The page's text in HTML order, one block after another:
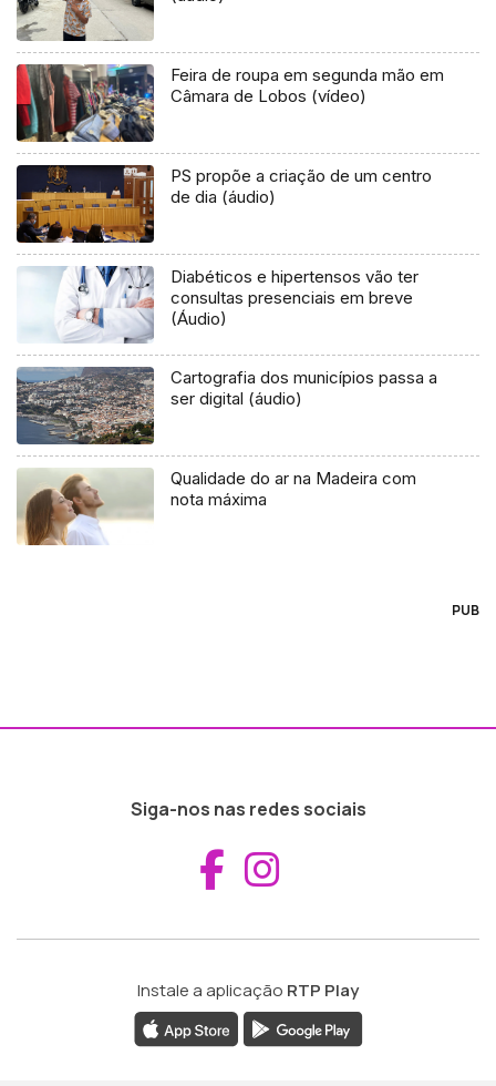
Feira de roupa em segunda mão em
Câmara de Lobos (vídeo)
PS propõe a criação de um centro
de dia (áudio)
Diabéticos e hipertensos vão ter
consultas presenciais em breve
(Áudio)
Cartografia dos municípios passa a
ser digital (áudio)
Qualidade do ar na Madeira com
nota máxima
PUB
Siga-nos nas redes sociais
Aceder ao
Instale a aplicação RTP Play